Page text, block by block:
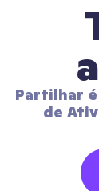
Partilhar
de